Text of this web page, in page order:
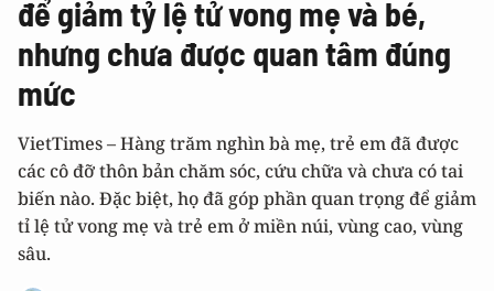
để giảm tỷ lệ tử vong mẹ và bé,
nhưng chưa được quan tâm đúng
mức
VietTimes – Hàng trăm nghìn bà mẹ, trẻ em đã được
các cô đỡ thôn bản chăm sóc, cứu chữa và chưa có tai
biến nào. Đặc biệt, họ đã góp phần quan trọng để giảm
tỉ lệ tử vong mẹ và trẻ em ở miền núi, vùng cao, vùng
sâu.